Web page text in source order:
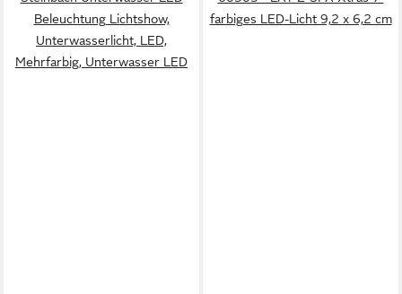
Beleuchtung Lichtshow,
Unterwasserlicht, LED,
Mehrfarbig, Unterwasser LED
farbiges LED-Licht 9,2 x 6,2 cm